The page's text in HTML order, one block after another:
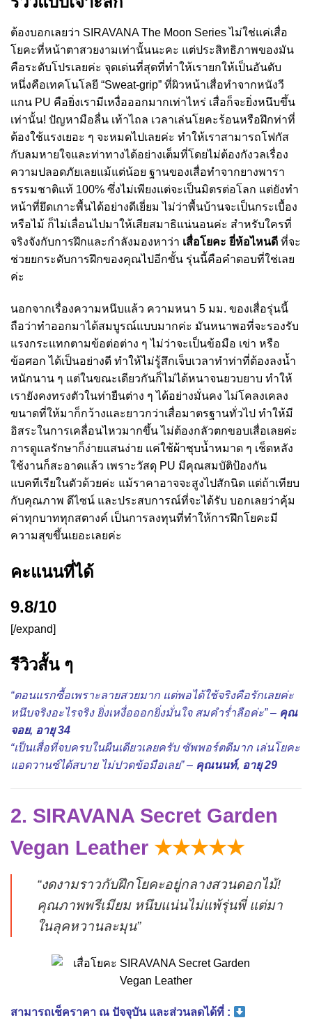
ต้องบอกเลยว่า SIRAVANA The Moon Series ไม่ใช่แค่เสื่อ
โยคะที่หน้าตาสวยงามเท่านั้นนะคะ แต่ประสิทธิภาพของมัน
คือระดับโปรเลยค่ะ จุดเด่นที่สุดที่ทำให้เรายกให้เป็นอันดับ
หนึ่งคือเทคโนโลยี “Sweat-grip” ที่ผิวหน้าเสื่อทำจากหนังวี
แกน PU คือยิ่งเรามีเหงื่อออกมากเท่าไหร่ เสื่อก็จะยิ่งหนึบขึ้น
เท่านั้น! ปัญหามือลื่น เท้าไถล เวลาเล่นโยคะร้อนหรือฝึกท่าที่
ต้องใช้แรงเยอะ ๆ จะหมดไปเลยค่ะ ทำให้เราสามารถโฟกัส
กับลมหายใจและท่าทางได้อย่างเต็มที่โดยไม่ต้องกังวลเรื่อง
ความปลอดภัยเลยแม้แต่น้อย ฐานของเสื่อทำจากยางพารา
ธรรมชาติแท้ 100% ซึ่งไม่เพียงแต่จะเป็นมิตรต่อโลก แต่ยังทำ
หน้าที่ยึดเกาะพื้นได้อย่างดีเยี่ยม ไม่ว่าพื้นบ้านจะเป็นกระเบื้อง
หรือไม้ ก็ไม่เลื่อนไปมาให้เสียสมาธิแน่นอนค่ะ สำหรับใครที่
จริงจังกับการฝึกและกำลังมองหาว่า เสื่อโยคะ ยี่ห้อไหนดี ที่จะ
ช่วยยกระดับการฝึกของคุณไปอีกขั้น รุ่นนี้คือคำตอบที่ใช่เลย
ค่ะ
นอกจากเรื่องความหนึบแล้ว ความหนา 5 มม. ของเสื่อรุ่นนี้
ถือว่าทำออกมาได้สมบูรณ์แบบมากค่ะ มันหนาพอที่จะรองรับ
แรงกระแทกตามข้อต่อต่าง ๆ ไม่ว่าจะเป็นข้อมือ เข่า หรือ
ข้อศอก ได้เป็นอย่างดี ทำให้ไม่รู้สึกเจ็บเวลาทำท่าที่ต้องลงน้ำ
หนักนาน ๆ แต่ในขณะเดียวกันก็ไม่ได้หนาจนยวบยาบ ทำให้
เรายังคงทรงตัวในท่ายืนต่าง ๆ ได้อย่างมั่นคง ไม่โคลงเคลง
ขนาดที่ให้มาก็กว้างและยาวกว่าเสื่อมาตรฐานทั่วไป ทำให้มี
อิสระในการเคลื่อนไหวมากขึ้น ไม่ต้องกลัวตกขอบเสื่อเลยค่ะ
การดูแลรักษาก็ง่ายแสนง่าย แค่ใช้ผ้าชุบน้ำหมาด ๆ เช็ดหลัง
ใช้งานก็สะอาดแล้ว เพราะวัสดุ PU มีคุณสมบัติป้องกัน
แบคทีเรียในตัวด้วยค่ะ แม้ราคาอาจจะสูงไปสักนิด แต่ถ้าเทียบ
กับคุณภาพ ดีไซน์ และประสบการณ์ที่จะได้รับ บอกเลยว่าคุ้ม
ค่าทุกบาททุกสตางค์ เป็นการลงทุนที่ทำให้การฝึกโยคะมี
ความสุขขึ้นเยอะเลยค่ะ
คะแนนที่ได้
9.8/10
[/expand]
รีวิวสั้น ๆ
“ตอนแรกซื้อเพราะลายสวยมาก แต่พอได้ใช้จริงคือรักเลยค่ะ
หนึบจริงอะไรจริง ยิ่งเหงื่อออกยิ่งมั่นใจ สมคำร่ำลือค่ะ” – คุณ
จอย, อายุ 34
“เป็นเสื่อที่จบครบในผืนเดียวเลยครับ ซัพพอร์ตดีมาก เล่นโยคะ
แอดวานซ์ได้สบาย ไม่ปวดข้อมือเลย” – คุณนนท์, อายุ 29
2. SIRAVANA Secret Garden
Vegan Leather ★★★★★
“งดงามราวกับฝึกโยคะอยู่กลางสวนดอกไม้!
คุณภาพพรีเมียม หนึบแน่นไม่แพ้รุ่นพี่ แต่มา
ในลุคหวานละมุน”
สามารถเช็คราคา ณ ปัจจุบัน และส่วนลดได้ที่ :